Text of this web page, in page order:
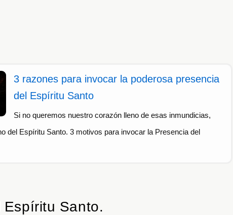
3 razones para invocar la poderosa presencia
del Espíritu Santo
Si no queremos nuestro corazón lleno de esas inmundicias,
del Espíritu Santo. 3 motivos para invocar la Presencia del
Espíritu Santo.